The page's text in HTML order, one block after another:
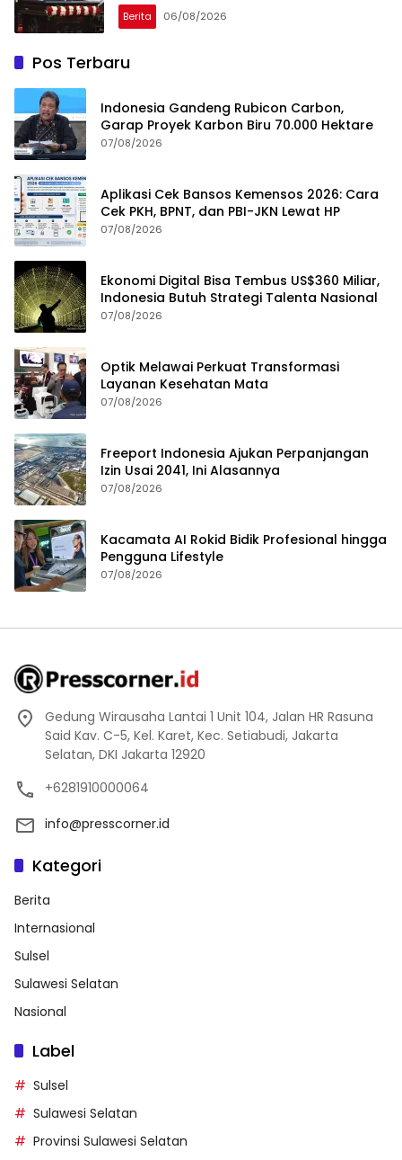
Berita 06/08/2026
Pos Terbaru
Indonesia Gandeng Rubicon Carbon,
Garap Proyek Karbon Biru 70.000 Hektare
07/08/2026
Aplikasi Cek Bansos Kemensos 2026: Cara
Cek PKH, BPNT, dan PBI-JKN Lewat HP
07/08/2026
Ekonomi Digital Bisa Tembus US$360 Miliar,
Indonesia Butuh Strategi Talenta Nasional
07/08/2026
Optik Melawai Perkuat Transformasi
Layanan Kesehatan Mata
07/08/2026
Freeport Indonesia Ajukan Perpanjangan
Izin Usai 2041, Ini Alasannya
07/08/2026
Kacamata AI Rokid Bidik Profesional hingga
Pengguna Lifestyle
07/08/2026
Gedung Wirausaha Lantai 1 Unit 104, Jalan HR Rasuna
Said Kav. C-5, Kel. Karet, Kec. Setiabudi, Jakarta
Selatan, DKI Jakarta 12920
+6281910000064
info@presscorner.id
Kategori
Berita
Internasional
Sulsel
Sulawesi Selatan
Nasional
Label
Sulsel
Sulawesi Selatan
Provinsi Sulawesi Selatan